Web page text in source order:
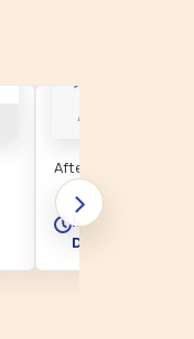
18
AGO
Afterwork en Àtic ·
Martes 18
De 18:00 a 21:00
›